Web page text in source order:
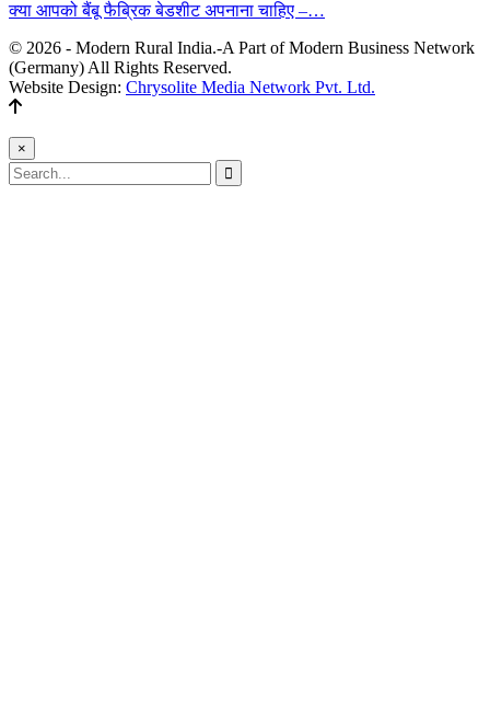
क्या आपको बैंबू फैब्रिक बेडशीट अपनाना चाहिए –…
© 2026 - Modern Rural India.-A Part of Modern Business Network
(Germany) All Rights Reserved.
Website Design: Chrysolite Media Network Pvt. Ltd.
×